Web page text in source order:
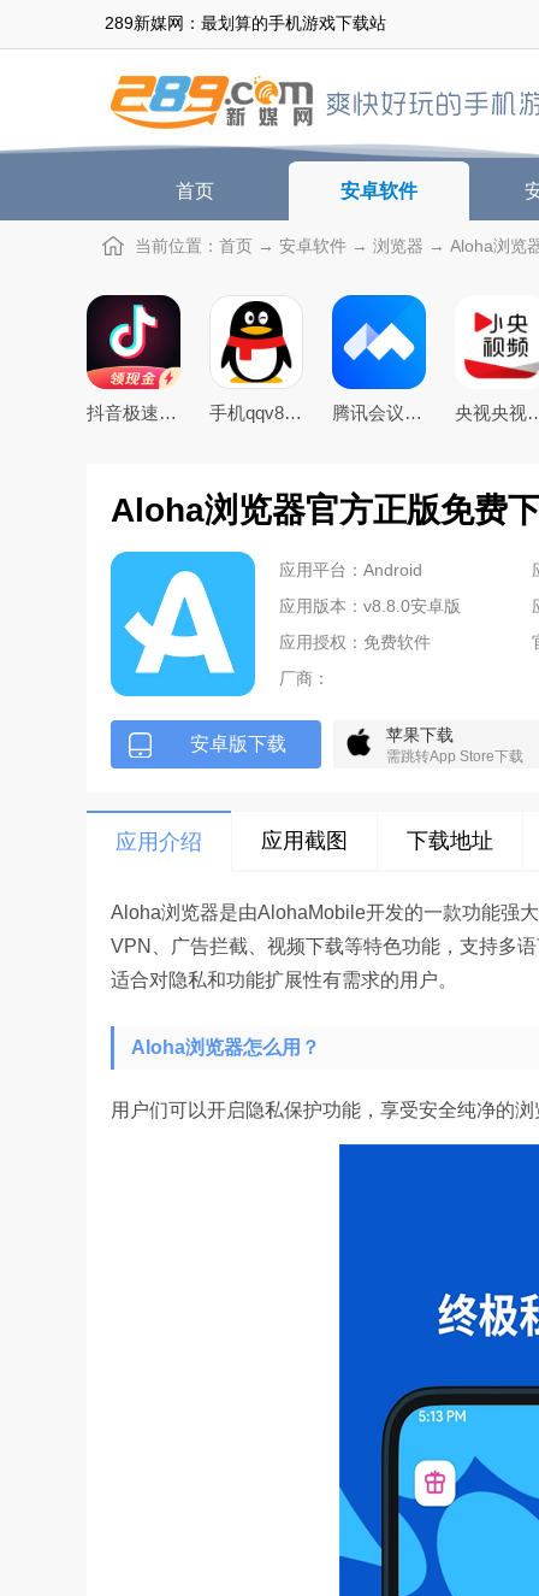
289新媒网：最划算的手机游戏下载站
首页 安卓软件
当前位置： 首页 → 安卓软件 → 浏览器 → Aloha浏览
抖音极速版免费下载2026最新版 手机qqv8.5.0官方正式版 腾讯会议app下载安装2026年官方免费版 央视央视频
Aloha浏览器官方正版免费
应用平台：Android
应用版本：v8.8.0安卓版
应用授权：免费软件
厂商：
安卓版下载 苹果下载
需跳转App Store下载
应用介绍 应用截图 下载地址
Aloha浏览器是由AlohaMobile开发的一款功能强
VPN、广告拦截、视频下载等特色功能，支持多
适合对隐私和功能扩展性有需求的用户。
Aloha浏览器怎么用？
用户们可以开启隐私保护功能，享受安全纯净的浏